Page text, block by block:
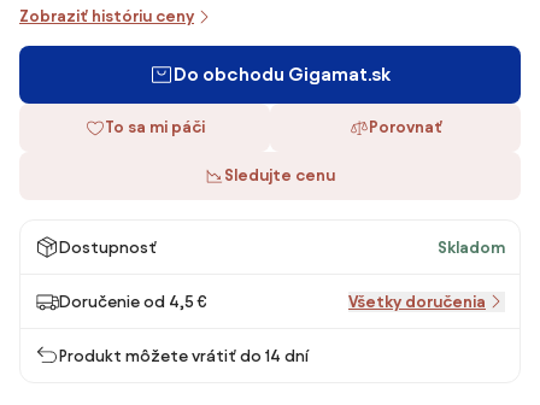
Zobraziť históriu ceny
Do obchodu Gigamat.sk
To sa mi páči Porovnať
Sledujte cenu
Dostupnosť Skladom
Doručenie od 4,5 € Všetky doručenia
Produkt môžete vrátiť do 14 dní